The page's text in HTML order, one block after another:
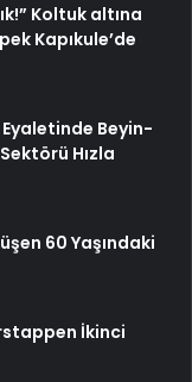
Koltuk altına
Kapıkule’de
Eyaletinde Beyin-
Hızla
60 Yaşındaki
İkinci